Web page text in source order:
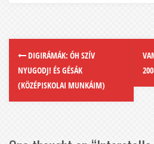
DIGIRÁMÁK: ÓH SZÍV
NYUGODJ! ÉS GÉSÁK
(KÖZÉPISKOLAI MUNKÁIM)